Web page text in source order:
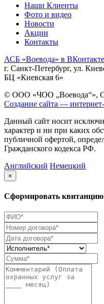
Наши Клиенты
Фото и видео
Новости
Акции
Контакты
АСБ «Воевода» в ВКонтакте
г. Санкт-Петербург, ул.
БЦ «Киевская 6»
© ООО «ЧОО „Воевода“»,
Создание сайта —
Данный сайт носит
характер и ни при каких
публичной офертой,
Гражданского кодекса РФ.
Английский Немецкий
×
Сформировать квитанцию